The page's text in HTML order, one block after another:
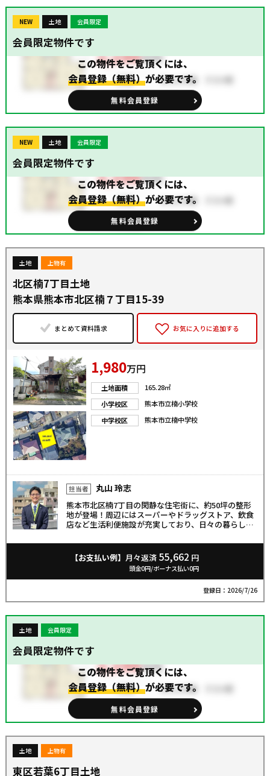
NEW 土地 会員限定
会員限定物件です
この物件をご覧頂くには、
会員登録（無料）が必要です。
無料会員登録
NEW 土地 会員限定
会員限定物件です
この物件をご覧頂くには、
会員登録（無料）が必要です。
無料会員登録
土地 上物有
北区楠7丁目土地
熊本県熊本市北区楠７丁目15-39
まとめて資料請求 お気に入りに追加する
1,980万円
土地面積
165.28㎡
小学校区
熊本市立楠小学校
中学校区
熊本市立楠中学校
担当者 丸山 玲志
熊本市北区楠7丁目の閑静な住宅街に、約50坪の整形
地が登場！周辺にはスーパーやドラッグストア、飲食
店など生活利便施設が充実しており、日々の暮らしに
り、利便性と落ち着いた住環境を兼ね備えたおすすめ
の物件です！ぜひお気軽にお問い合わせください！
【お支払い例】 月々返済 55,662 円
頭金0円/ボーナス払い0円
登録日：2026/7/26
土地 会員限定
会員限定物件です
この物件をご覧頂くには、
会員登録（無料）が必要です。
無料会員登録
土地 上物有
東区若葉6丁目土地